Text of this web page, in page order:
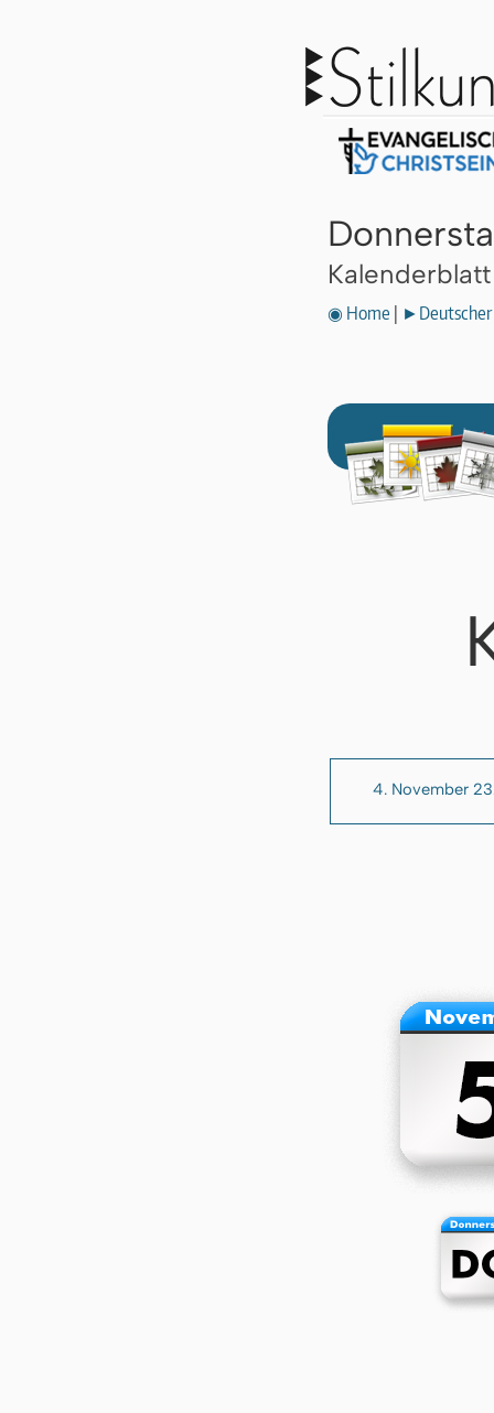
◉ Home ►Deutscher
4. November